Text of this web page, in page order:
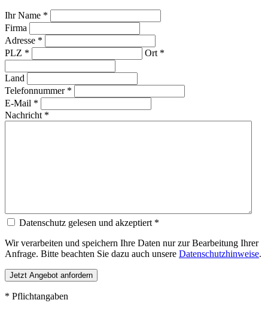
Ihr Name *
Firma
Adresse *
PLZ *
Ort *
Land
Telefonnummer *
E-Mail *
Nachricht *
Datenschutz gelesen und akzeptiert *
Wir verarbeiten und speichern Ihre Daten nur zur Bearbeitung Ihrer
Anfrage. Bitte beachten Sie dazu auch unsere Datenschutzhinweise.
* Pflichtangaben